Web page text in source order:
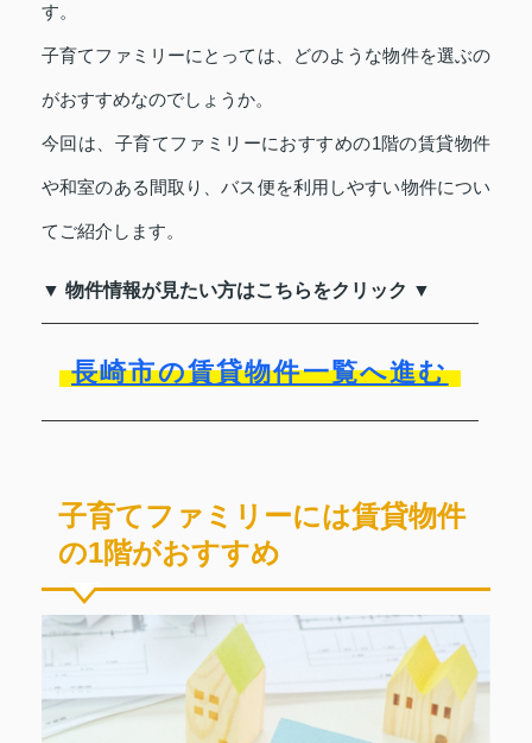
す。
子育てファミリーにとっては、どのような物件を選ぶの
がおすすめなのでしょうか。
今回は、子育てファミリーにおすすめの1階の賃貸物件
や和室のある間取り、バス便を利用しやすい物件につい
てご紹介します。
▼ 物件情報が見たい方はこちらをクリック ▼
長崎市の賃貸物件一覧へ進む
子育てファミリーには賃貸物件
の1階がおすすめ